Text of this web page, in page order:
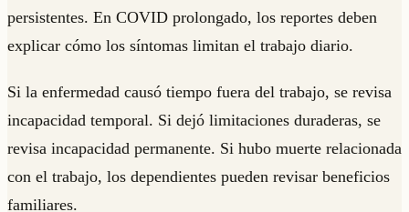
persistentes. En COVID prolongado, los reportes deben
explicar cómo los síntomas limitan el trabajo diario.
Si la enfermedad causó tiempo fuera del trabajo, se revisa
incapacidad temporal. Si dejó limitaciones duraderas, se
revisa incapacidad permanente. Si hubo muerte relacionada
con el trabajo, los dependientes pueden revisar beneficios
familiares.